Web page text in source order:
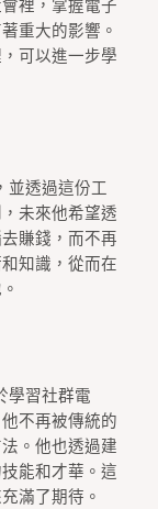
裡，掌握電子
重大的影響。
可以進一步學
並透過這份工
未來他希望透
賺錢，而不再
知識，從而在
學習社群電
不再被傳統的
。他也透過建
能和才華。這
滿了期待。